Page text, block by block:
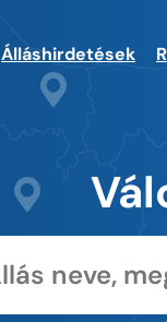
Álláshirdetések